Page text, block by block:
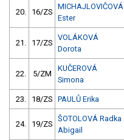
20. 16/ZS
MICHAJLOVIČOVÁ
Ester
21. 17/ZS
VOLÁKOVÁ
Dorota
22. 5/ZM
KUČEROVÁ
Simona
23. 18/ZS PAULŮ Erika
24. 19/ZS
ŠOTOLOVÁ Radka
Abigail